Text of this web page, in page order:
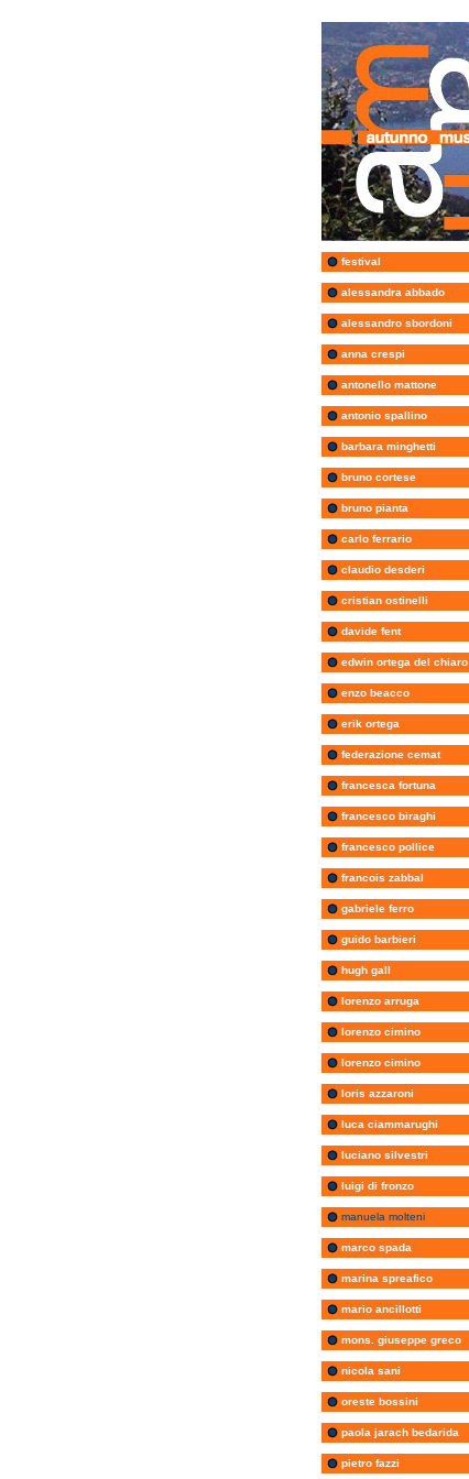
festival
alessandra abbado
alessandro sbordoni
anna crespi
antonello mattone
antonio spallino
barbara minghetti
bruno cortese
bruno pianta
carlo ferrario
claudio desderi
cristian ostinelli
davide fent
edwin ortega del chiaro
enzo beacco
erik ortega
federazione cemat
francesca fortuna
francesco biraghi
francesco pollice
francois zabbal
gabriele ferro
guido barbieri
hugh gall
lorenzo arruga
lorenzo cimino
lorenzo cimino
loris azzaroni
luca ciammarughi
luciano silvestri
luigi di fronzo
manuela molteni
marco spada
marina spreafico
mario ancillotti
mons. giuseppe greco
nicola sani
oreste bossini
paola jarach bedarida
pietro fazzi